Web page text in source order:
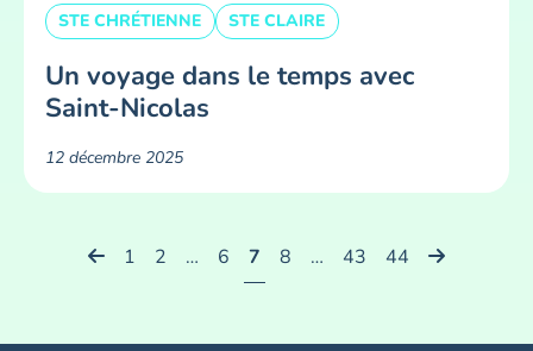
STE CHRÉTIENNE STE CLAIRE
Un voyage dans le temps avec
Saint-Nicolas
12 décembre 2025
1 2 … 6 7 8 … 43 44